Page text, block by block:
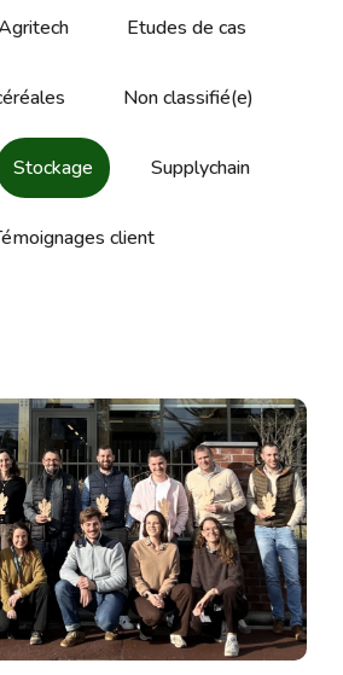
Etudes de cas
Non classifié(e)
Stockage Supplychain
client